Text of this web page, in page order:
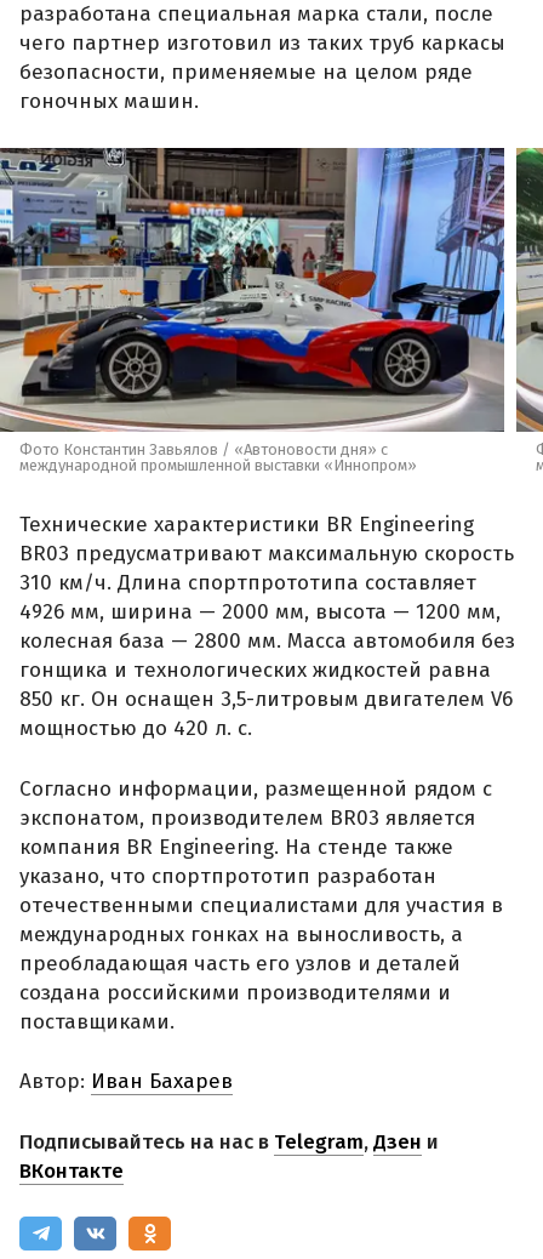
разработана специальная марка стали, после
чего партнер изготовил из таких труб каркасы
безопасности, применяемые на целом ряде
гоночных машин.
Фото Константин Завьялов / «Автоновости дня» с
международной промышленной выставки «Иннопром»
Технические характеристики BR Engineering
BR03 предусматривают максимальную скорость
310 км/ч. Длина спортпрототипа составляет
4926 мм, ширина — 2000 мм, высота — 1200 мм,
колесная база — 2800 мм. Масса автомобиля без
гонщика и технологических жидкостей равна
850 кг. Он оснащен 3,5-литровым двигателем V6
мощностью до 420 л. с.
Согласно информации, размещенной рядом с
экспонатом, производителем BR03 является
компания BR Engineering. На стенде также
указано, что спортпрототип разработан
отечественными специалистами для участия в
международных гонках на выносливость, а
преобладающая часть его узлов и деталей
создана российскими производителями и
поставщиками.
Автор: Иван Бахарев
Подписывайтесь на нас в Telegram,Дзен и
ВКонтакте